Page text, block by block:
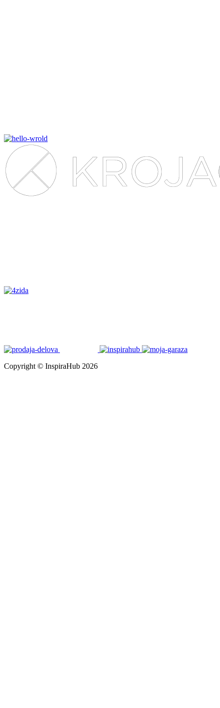
Copyright © InspiraHub 2026